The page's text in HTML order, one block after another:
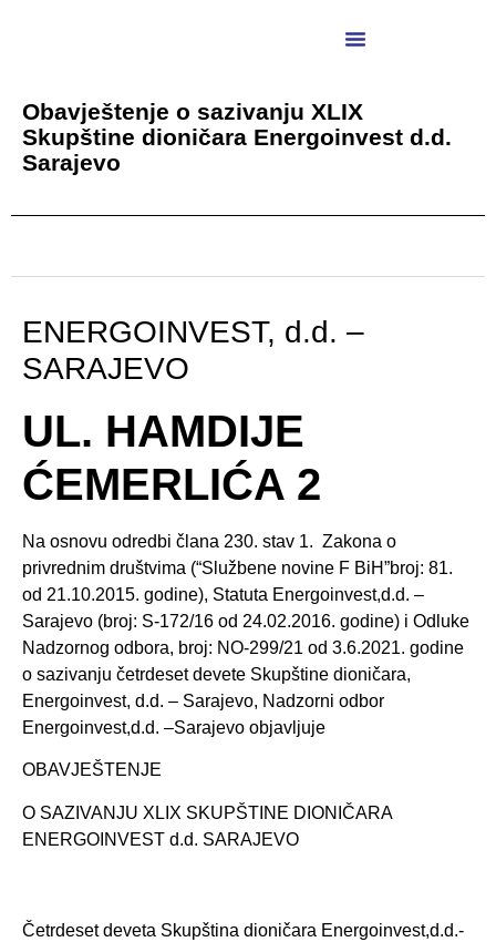
Obavještenje o sazivanju XLIX
Skupštine dioničara Energoinvest d.d.
Sarajevo
ENERGOINVEST, d.d. –
SARAJEVO
UL. HAMDIJE
ĆEMERLIĆA 2
Na osnovu odredbi člana 230. stav 1. Zakona o
privrednim društvima (“Službene novine F BiH”broj: 81.
od 21.10.2015. godine), Statuta Energoinvest,d.d. –
Sarajevo (broj: S-172/16 od 24.02.2016. godine) i Odluke
Nadzornog odbora, broj: NO-299/21 od 3.6.2021. godine
o sazivanju četrdeset devete Skupštine dioničara,
Energoinvest, d.d. – Sarajevo, Nadzorni odbor
Energoinvest,d.d. –Sarajevo objavljuje
OBAVJEŠTENJE
O SAZIVANJU XLIX SKUPŠTINE DIONIČARA
ENERGOINVEST d.d. SARAJEVO
Četrdeset deveta Skupština dioničara Energoinvest,d.d.-